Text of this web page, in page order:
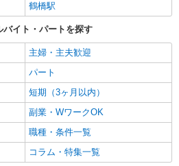
鶴橋駅
バイト・パートを探す
主婦・主夫歓迎
パート
短期（3ヶ月以内）
副業・WワークOK
職種・条件一覧
コラム・特集一覧